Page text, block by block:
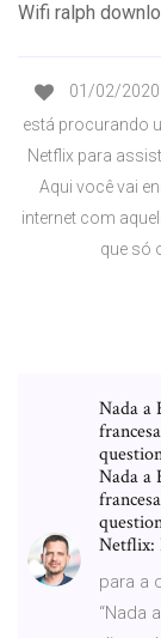
Wifi ralph
01/02/2020
está procurando
Netflix para
Aqui você vai
internet com
que só
Nada a
Nada a
Netflix:
para a
“Nada